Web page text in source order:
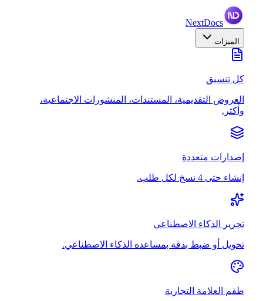
NextDocs
الميزات
كل تنسيق
العروض التقديمية، المستندات، المنشورات الاجتماعية،
وأكثر.
إصدارات متعددة
إنشاء حتى 4 نسخ لكل طلب.
تحرير الذكاء الاصطناعي
تحويل أو ضبط بدقة بمساعدة الذكاء الاصطناعي.
طقم العلامة التجارية